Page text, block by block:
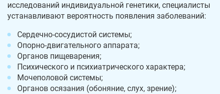
исследований индивидуальной генетики, специалисты
устанавливают вероятность появления заболеваний:
Сердечно-сосудистой системы;
Опорно-двигательного аппарата;
Органов пищеварения;
Психического и психиатрического характера;
Мочеполовой системы;
Органов осязания (обоняние, слух, зрение);